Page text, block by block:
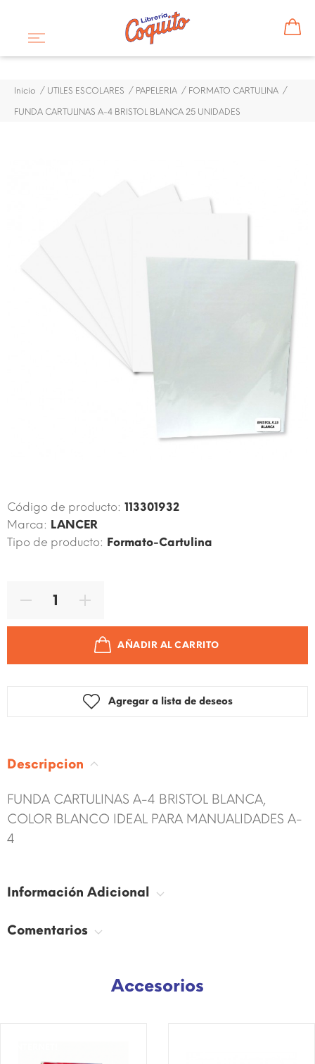
Inicio UTILES ESCOLARES PAPELERIA FORMATO CARTULINA
FUNDA CARTULINAS A-4 BRISTOL BLANCA 25 UNIDADES
¡DISPONIBLE SÓLO EN INTERNET!
FUNDA CARTULINAS A-4
BRISTOL BLANCA 25
UNIDADES
$ 1,08
Código de producto: 113301932
Marca: LANCER
Tipo de producto: Formato-Cartulina
AÑADIR AL CARRITO
Agregar a lista de deseos
Descripcion
FUNDA CARTULINAS A-4 BRISTOL BLANCA,
COLOR BLANCO IDEAL PARA MANUALIDADES A-
4
Información Adicional
Comentarios
Accesorios